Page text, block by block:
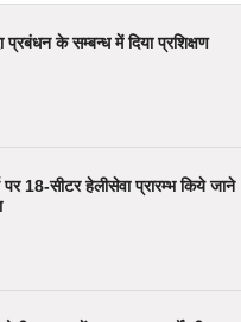
के सम्बन्ध में दिया प्रशिक्षण
पर 18-सीटर हेलीसेवा प्रारम्भ किये जाने